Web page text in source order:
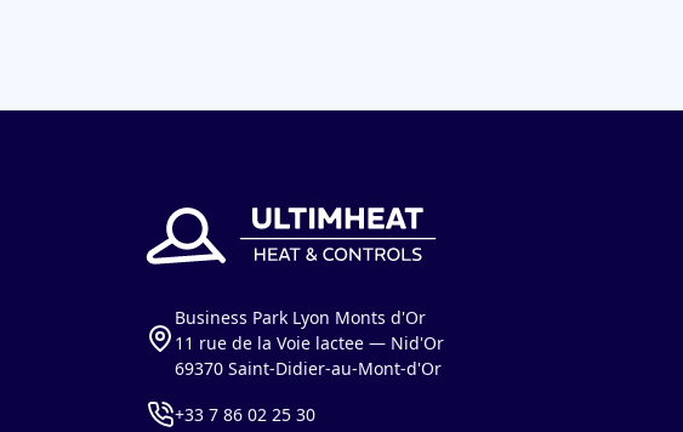
Business Park Lyon Monts d'Or
11 rue de la Voie lactee — Nid'Or
69370 Saint-Didier-au-Mont-d'Or
+33 7 86 02 25 30